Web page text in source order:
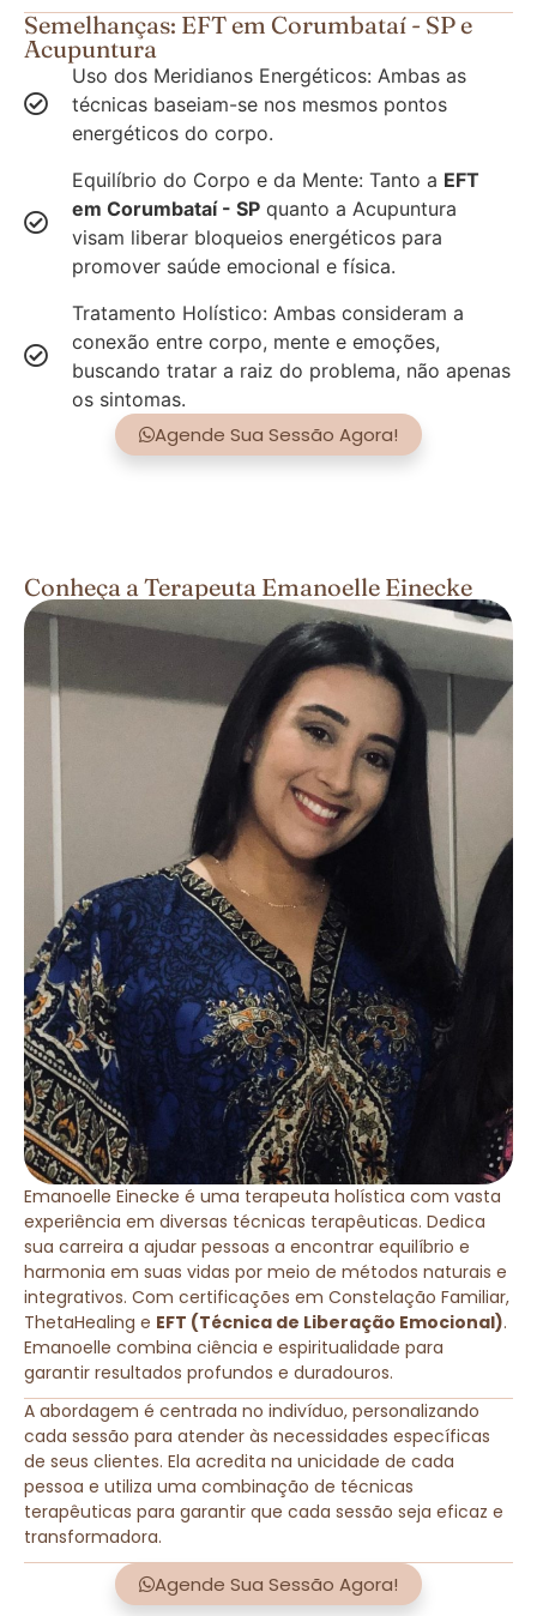
Semelhanças: EFT em Corumbataí - SP e
Acupuntura
Uso dos Meridianos Energéticos: Ambas as
técnicas baseiam-se nos mesmos pontos
energéticos do corpo.
Equilíbrio do Corpo e da Mente: Tanto a EFT
em Corumbataí - SP quanto a Acupuntura
visam liberar bloqueios energéticos para
promover saúde emocional e física.
Tratamento Holístico: Ambas consideram a
conexão entre corpo, mente e emoções,
buscando tratar a raiz do problema, não apenas
os sintomas.
Agende Sua Sessão Agora!
Conheça a Terapeuta Emanoelle Einecke
Emanoelle Einecke é uma terapeuta holística com vasta
experiência em diversas técnicas terapêuticas. Dedica
sua carreira a ajudar pessoas a encontrar equilíbrio e
harmonia em suas vidas por meio de métodos naturais e
integrativos. Com certificações em Constelação Familiar,
ThetaHealing e EFT (Técnica de Liberação Emocional).
Emanoelle combina ciência e espiritualidade para
garantir resultados profundos e duradouros.
A abordagem é centrada no indivíduo, personalizando
cada sessão para atender às necessidades específicas
de seus clientes. Ela acredita na unicidade de cada
pessoa e utiliza uma combinação de técnicas
terapêuticas para garantir que cada sessão seja eficaz e
transformadora.
Agende Sua Sessão Agora!